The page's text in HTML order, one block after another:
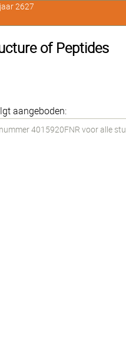
of Peptides
aangeboden:
4015920FNR voor alle
2627